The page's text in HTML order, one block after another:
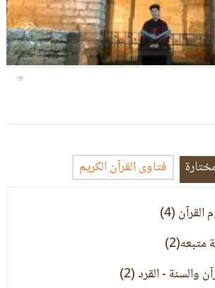
فتاوى القرآن الكريم
(4)
والسنة - القرد (2)